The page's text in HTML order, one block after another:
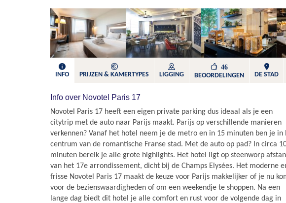
INFO PRIJZEN & KAMERTYPES LIGGING
46
BEOORDELINGEN
DE STAD
Info over Novotel Paris 17
Novotel Paris 17 heeft een eigen private parking dus ideaal als je een
citytrip met de auto naar Parijs maakt. Parijs op verschillende manieren
verkennen? Vanaf het hotel neem je de metro en in 15 minuten ben je in
centrum van de romantische Franse stad. Met de auto op pad? In circa
minuten bereik je alle grote highlights. Het hotel ligt op steenworp
van het 17e arrondissement, dicht bij de Champs Elysées. Het moderne
frisse Novotel Paris 17 maakt de keuze voor Parijs makkelijker of je nu
voor de bezienswaardigheden of om een weekendje te shoppen. Na een
lange dag biedt dit hotel je alle comfort en rust voor de volgende dag in